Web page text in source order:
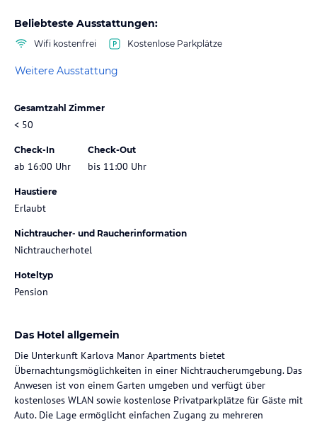
Beliebteste Ausstattungen:
Wifi kostenfrei Kostenlose Parkplätze
Weitere Ausstattung
Gesamtzahl Zimmer
< 50
Check-In
ab 16:00 Uhr
Check-Out
bis 11:00 Uhr
Haustiere
Erlaubt
Nichtraucher- und Raucherinformation
Nichtraucherhotel
Hoteltyp
Pension
Das Hotel allgemein
Die Unterkunft Karlova Manor Apartments bietet
Übernachtungsmöglichkeiten in einer Nichtraucherumgebung. Das
Anwesen ist von einem Garten umgeben und verfügt über
kostenloses WLAN sowie kostenlose Privatparkplätze für Gäste mit
Auto. Die Lage ermöglicht einfachen Zugang zu mehreren